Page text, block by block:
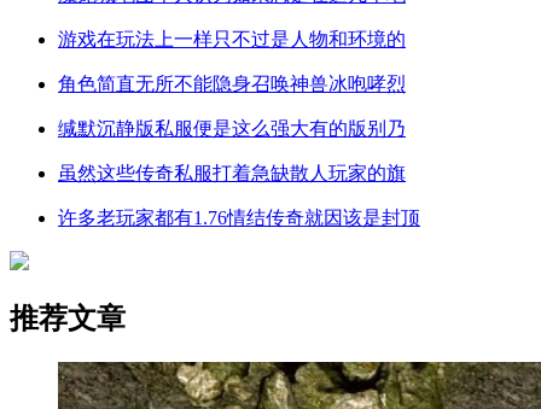
游戏在玩法上一样只不过是人物和环境的
角色简直无所不能隐身召唤神兽冰咆哮烈
缄默沉静版私服便是这么强大有的版别乃
虽然这些传奇私服打着急缺散人玩家的旗
许多老玩家都有1.76情结传奇就因该是封顶
推荐文章